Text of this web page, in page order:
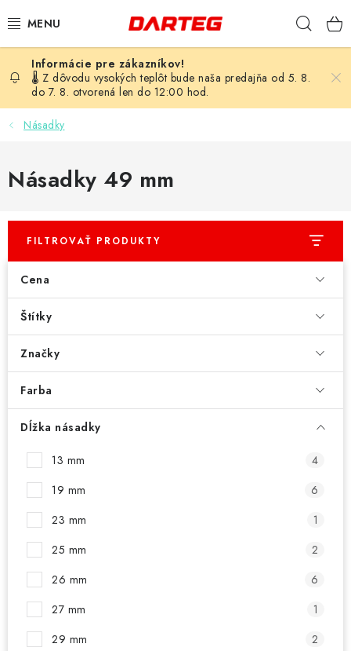
na
ŠÍPKY
TERČE
LETKY
PUZDRÁ
PRÍSLUŠENSTVO
OBLEČENIE
HRÁČI
TERČE A ŠÍPKY
DARČEKOVÉ POUKAZY
NOVINKY
Kontakty Hodnotenie obchodu
🌡️ Z dôvodu vysokých teplôt bude naša predajňa od 5. 8.
do 7. 8. otvorená len do 12:00 hod.
Násadky
Násadky 49 mm
FILTROVAŤ PRODUKTY
Cena
Štítky
Značky
Farba
Dĺžka násadky
13 mm
4
19 mm
6
23 mm
1
25 mm
2
26 mm
6
27 mm
1
29 mm
2